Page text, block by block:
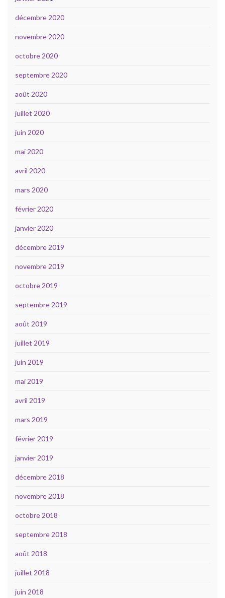
décembre 2020
novembre 2020
octobre 2020
septembre 2020
août 2020
juillet 2020
juin 2020
mai 2020
avril 2020
mars 2020
février 2020
janvier 2020
décembre 2019
novembre 2019
octobre 2019
septembre 2019
août 2019
juillet 2019
juin 2019
mai 2019
avril 2019
mars 2019
février 2019
janvier 2019
décembre 2018
novembre 2018
octobre 2018
septembre 2018
août 2018
juillet 2018
juin 2018